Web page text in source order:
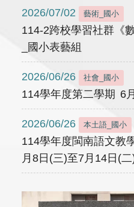
2026/07/02 藝術_國小
114-2跨校學習社群《
_國小表藝組
2026/06/26 社會_國小
114學年度第二學期 6
2026/06/26 本土語_國小
114學年度閩南語文教
月8日(三)至7月14日(